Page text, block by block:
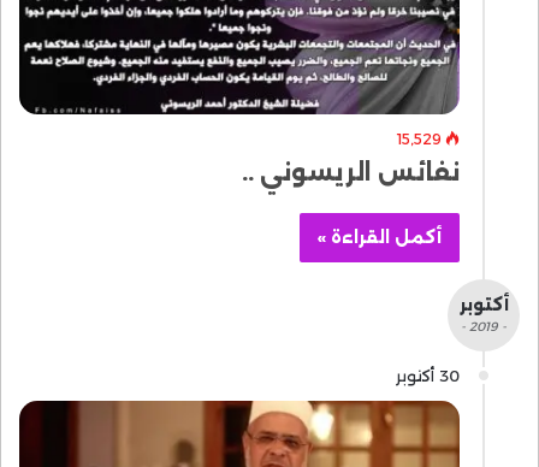
15٬529
نفائس الريسوني ..
أكمل القراءة »
أكتوبر
- 2019 -
30 أكتوبر